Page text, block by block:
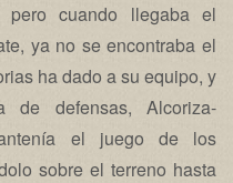
pero cuando llegaba el
ya no se encontraba el
ha dado a su equipo, y
defensas, Alcoriza-
el juego de los
sobre el terreno hasta